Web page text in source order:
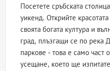
Посетете сръбската
уикенд. Открийте
своята богата култура и
град, плъзгащи се по река
паркове - това е само част
усещане, което ще